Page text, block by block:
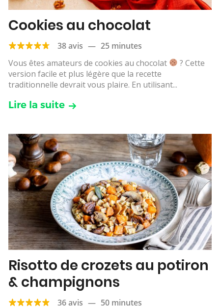
Cookies au chocolat
38 avis — 25 minutes
Vous êtes amateurs de cookies au chocolat
? Cette
version facile et plus légère que la recette
traditionnelle devrait vous plaire. En utilisant...
Lire la suite
Risotto de crozets au potiron
& champignons
36 avis — 50 minutes